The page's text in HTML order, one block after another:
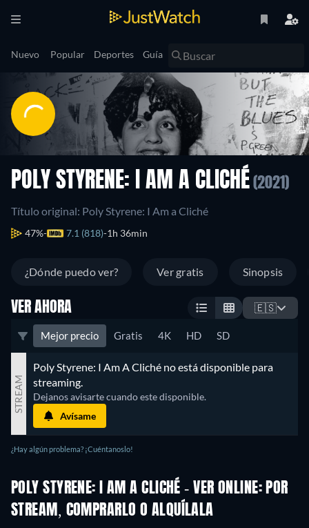
Nuevo Popular Deportes Guía
POLY STYRENE: I AM A CLICHÉ (2021)
Título original: Poly Styrene: I Am a Cliché
47% 7.1 (818) 1h 36min
¿Dónde puedo ver? Ver gratis Sinopsis
VER AHORA 🇪🇸
Mejor precio Gratis 4K HD SD
STREAM
Poly Styrene: I Am A Cliché no está disponible para
streaming.
Dejanos avisarte cuando este disponible.
Avísame
¿Hay algún problema? ¡Cuéntanoslo!
POLY STYRENE: I AM A CLICHÉ - VER ONLINE: POR
STREAM, COMPRARLO O ALQUÍLALA